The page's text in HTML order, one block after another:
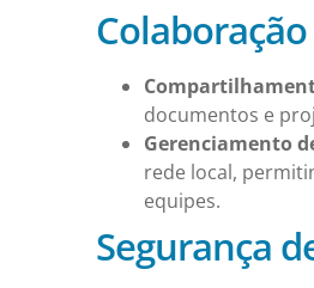
documentos e
Gerenciamento
rede local,
equipes.
Segurança